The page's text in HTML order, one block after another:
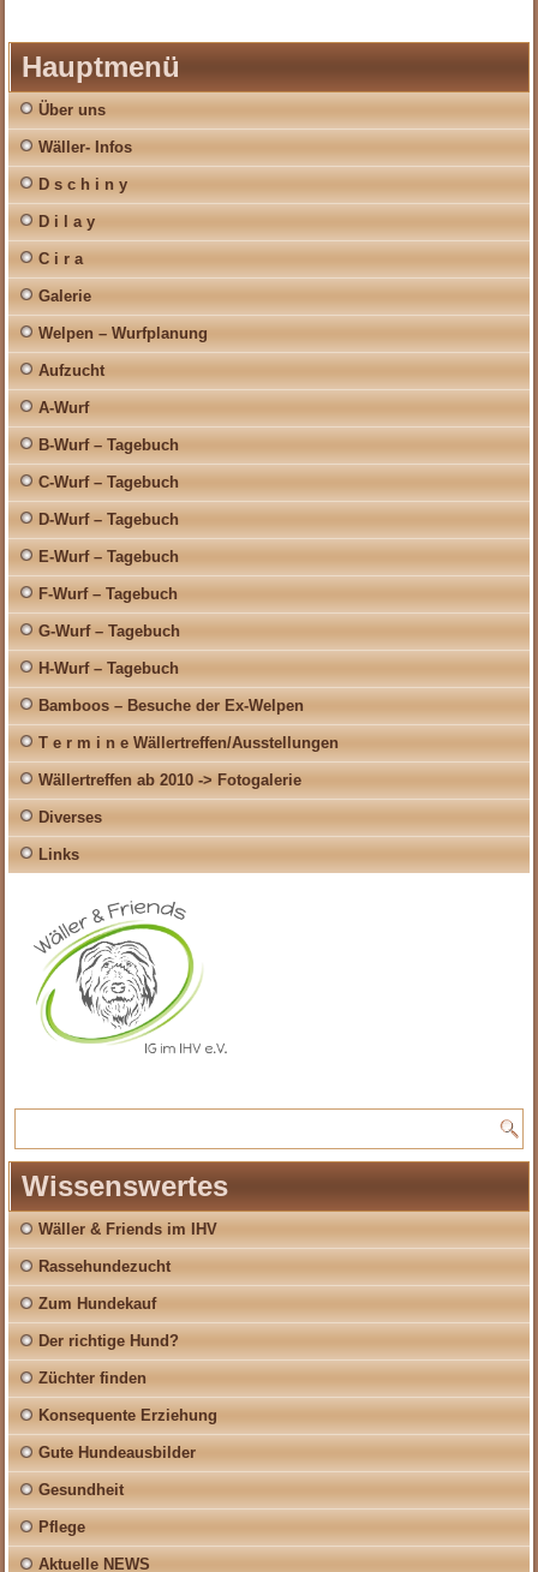
Hauptmenü
Über uns
Wäller- Infos
D s c h i n y
D i l a y
C i r a
Galerie
Welpen – Wurfplanung
Aufzucht
A-Wurf
B-Wurf – Tagebuch
C-Wurf – Tagebuch
D-Wurf – Tagebuch
E-Wurf – Tagebuch
F-Wurf – Tagebuch
G-Wurf – Tagebuch
H-Wurf – Tagebuch
Bamboos – Besuche der Ex-Welpen
T e r m i n e Wällertreffen/Ausstellungen
Wällertreffen ab 2010 -> Fotogalerie
Diverses
Links
Wissenswertes
Wäller & Friends im IHV
Rassehundezucht
Zum Hundekauf
Der richtige Hund?
Züchter finden
Konsequente Erziehung
Gute Hundeausbilder
Gesundheit
Pflege
Aktuelle NEWS